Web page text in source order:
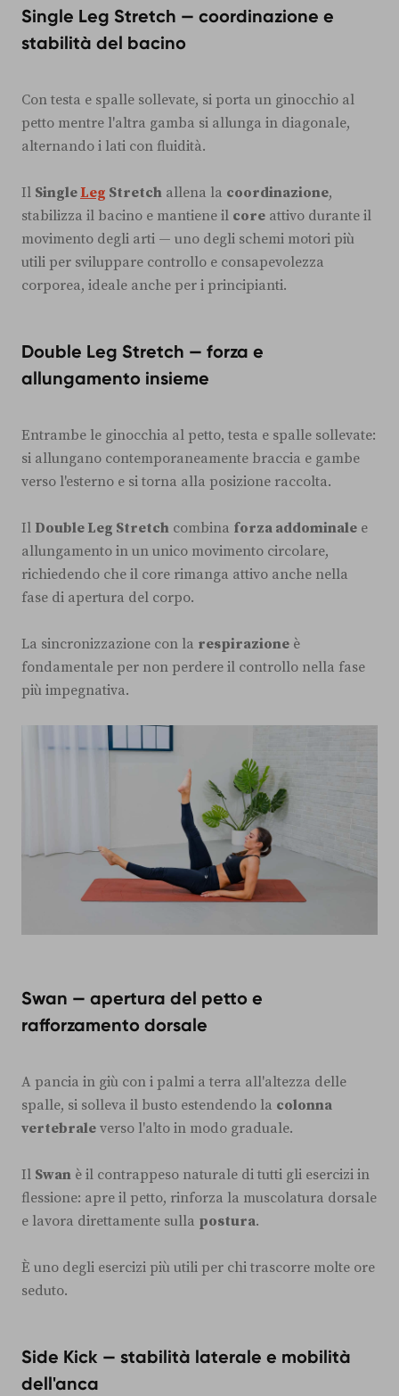
Single Leg Stretch — coordinazione e
stabilità del bacino
Con testa e spalle sollevate, si porta un ginocchio al
petto mentre l'altra gamba si allunga in diagonale,
alternando i lati con fluidità.
Il SingleLeg Stretch allena la coordinazione,
stabilizza il bacino e mantiene il core attivo durante il
movimento degli arti — uno degli schemi motori più
utili per sviluppare controllo e consapevolezza
corporea, ideale anche per i principianti.
Double Leg Stretch — forza e
allungamento insieme
Entrambe le ginocchia al petto, testa e spalle sollevate:
si allungano contemporaneamente braccia e gambe
verso l'esterno e si torna alla posizione raccolta.
Il Double Leg Stretch combina forza addominale e
allungamento in un unico movimento circolare,
richiedendo che il core rimanga attivo anche nella
fase di apertura del corpo.
La sincronizzazione con la respirazione è
fondamentale per non perdere il controllo nella fase
più impegnativa.
Swan — apertura del petto e
rafforzamento dorsale
A pancia in giù con i palmi a terra all'altezza delle
spalle, si solleva il busto estendendo la colonna
vertebrale verso l'alto in modo graduale.
Il Swan è il contrappeso naturale di tutti gli esercizi in
flessione: apre il petto, rinforza la muscolatura dorsale
e lavora direttamente sulla postura.
È uno degli esercizi più utili per chi trascorre molte ore
seduto.
Side Kick — stabilità laterale e mobilità
dell'anca